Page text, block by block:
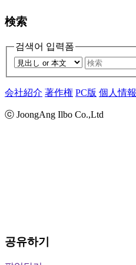
検索
검색어 입력폼
会社紹介 著作権 PC版 個人情報
ⓒ JoongAng Ilbo Co.,Ltd
공유하기